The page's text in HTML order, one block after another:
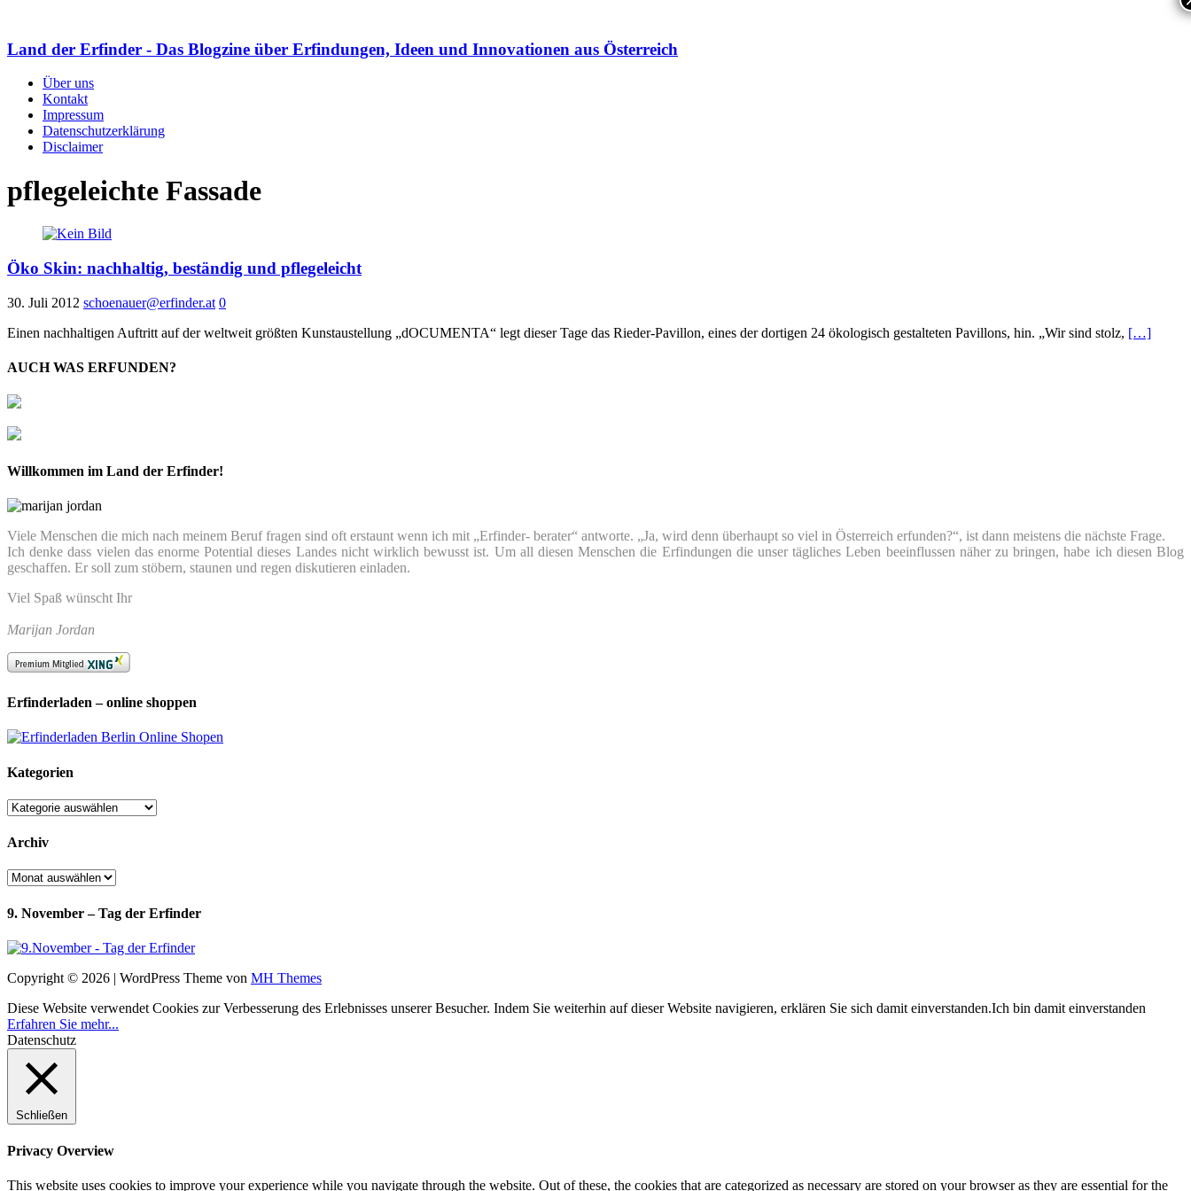
Land der Erfinder - Das Blogzine über Erfindungen, Ideen und Innovationen aus Österreich
Über uns
Kontakt
Impressum
Datenschutzerklärung
Disclaimer
pflegeleichte Fassade
Öko Skin: nachhaltig, beständig und pflegeleicht
30. Juli 2012 schoenauer@erfinder.at 0
Einen nachhaltigen Auftritt auf der weltweit größten Kunstaustellung „dOCUMENTA“ legt dieser Tage das Rieder-Pavillon, eines der dortigen 24 ökologisch gestalteten Pavillons, hin. „Wir sind stolz, […]
AUCH WAS ERFUNDEN?
Willkommen im Land der Erfinder!
Viele Menschen die mich nach meinem Beruf fragen sind oft erstaunt wenn ich mit „Erfinder- berater“ antworte. „Ja, wird denn überhaupt so viel in Österreich erfunden?“, ist dann meistens die nächste Frage.
Ich denke dass vielen das enorme Potential dieses Landes nicht wirklich bewusst ist. Um all diesen Menschen die Erfindungen die unser tägliches Leben beeinflussen näher zu bringen, habe ich diesen Blog
geschaffen. Er soll zum stöbern, staunen und regen diskutieren einladen.
Viel Spaß wünscht Ihr
Marijan Jordan
Erfinderladen – online shoppen
Kategorien
Kategorien
Archiv
Archiv
9. November – Tag der Erfinder
Copyright © 2026 | WordPress Theme von MH Themes
Diese Website verwendet Cookies zur Verbesserung des Erlebnisses unserer Besucher. Indem Sie weiterhin auf dieser Website navigieren, erklären Sie sich damit einverstanden.Ich bin damit einverstanden
Erfahren Sie mehr...
Datenschutz
Schließen
Privacy Overview
This website uses cookies to improve your experience while you navigate through the website. Out of these, the cookies that are categorized as necessary are stored on your browser as they are essential for the